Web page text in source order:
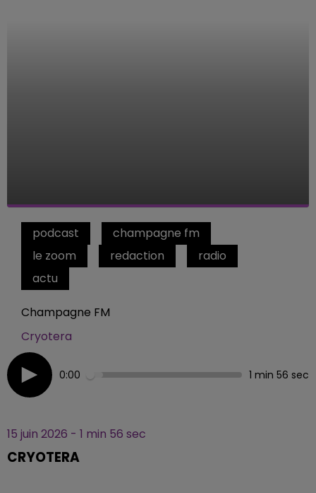
podcast
champagne fm
le zoom
redaction
radio
actu
Champagne FM
Cryotera
0:00 1 min 56 sec
15 juin 2026 - 1 min 56 sec
CRYOTERA